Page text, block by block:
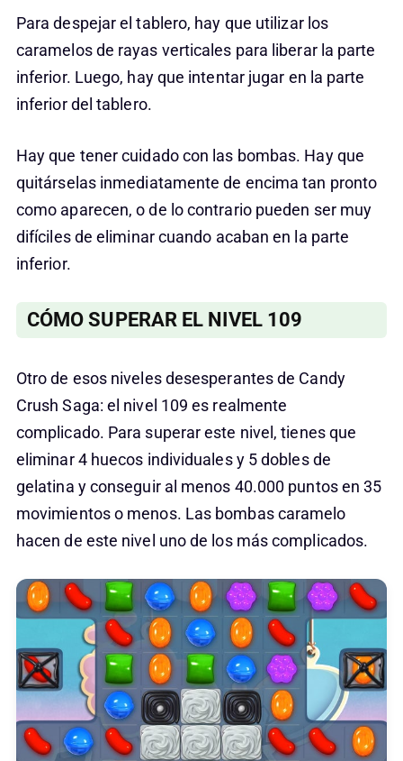
Para despejar el tablero, hay que utilizar los
caramelos de rayas verticales para liberar la parte
inferior. Luego, hay que intentar jugar en la parte
inferior del tablero.
Hay que tener cuidado con las bombas. Hay que
quitárselas inmediatamente de encima tan pronto
como aparecen, o de lo contrario pueden ser muy
difíciles de eliminar cuando acaban en la parte
inferior.
CÓMO SUPERAR EL NIVEL 109
Otro de esos niveles desesperantes de Candy
Crush Saga: el nivel 109 es realmente
complicado. Para superar este nivel, tienes que
eliminar 4 huecos individuales y 5 dobles de
gelatina y conseguir al menos 40.000 puntos en 35
movimientos o menos. Las bombas caramelo
hacen de este nivel uno de los más complicados.